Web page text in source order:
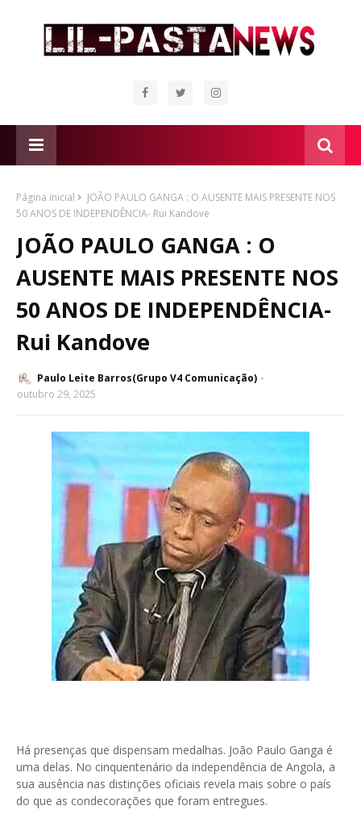
Página inicial
JOÃO PAULO GANGA : O AUSENTE MAIS PRESENTE NOS
50 ANOS DE INDEPENDÊNCIA- Rui Kandove
JOÃO PAULO GANGA : O
AUSENTE MAIS PRESENTE NOS
50 ANOS DE INDEPENDÊNCIA-
Rui Kandove
Paulo Leite Barros(Grupo V4 Comunicação)
outubro 29, 2025
Há presenças que dispensam medalhas. João Paulo Ganga é
uma delas. No cinquentenário da independência de Angola, a
sua ausência nas distinções oficiais revela mais sobre o país
do que as condecorações que foram entregues.